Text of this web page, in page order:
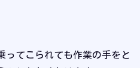
ってこられても作業の手をと